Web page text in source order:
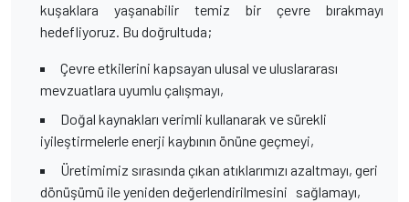
kuşaklara yaşanabilir temiz bir çevre bırakmayı
hedefliyoruz. Bu doğrultuda;
Çevre etkilerini kapsayan ulusal ve uluslararası
mevzuatlara uyumlu çalışmayı,
Doğal kaynakları verimli kullanarak ve sürekli
iyileştirmelerle enerji kaybının önüne geçmeyi,
Üretimimiz sırasında çıkan atıklarımızı azaltmayı, geri
dönüşümü ile yeniden değerlendirilmesini sağlamayı,